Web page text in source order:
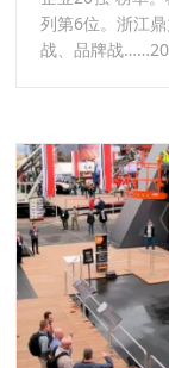
列第6位。浙江
战、品牌战